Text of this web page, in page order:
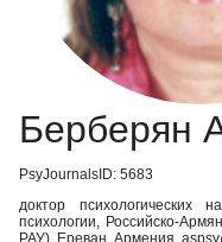
Берберян
PsyJournalsID: 5683
доктор психологических
психологии, Российско-
РАУ), Ереван, Армения,